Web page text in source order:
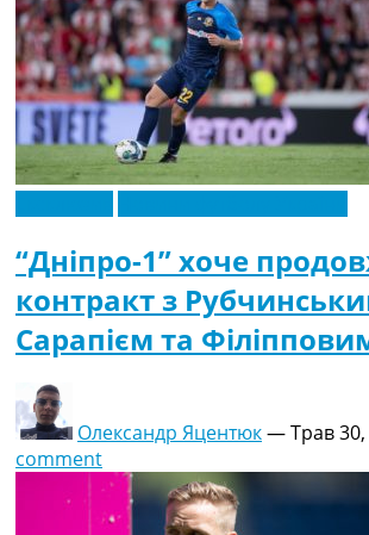
“Дніпро-1” хоче
контракт з
Сарапієм та
Олександр Яцентюк—Трав
comment